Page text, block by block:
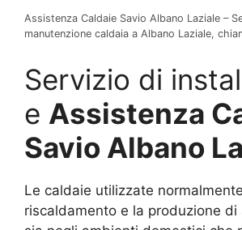
Assistenza Caldaie Savio Albano Laziale –
manutenzione caldaia a Albano Laziale,
Servizio di
e Assistenza
Savio Albano
Le caldaie utilizzate
riscaldamento e la produzione di